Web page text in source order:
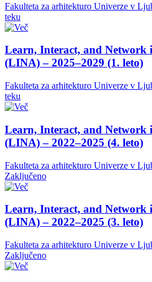
Fakulteta za arhitekturo Univerze v
teku
Learn, Interact, and Network
(LINA) – 2025–2029 (1. leto)
Fakulteta za arhitekturo Univerze v
teku
Learn, Interact, and Network
(LINA) – 2022–2025 (4. leto)
Fakulteta za arhitekturo Univerze v
Zaključeno
Learn, Interact, and Network
(LINA) – 2022–2025 (3. leto)
Fakulteta za arhitekturo Univerze v
Zaključeno